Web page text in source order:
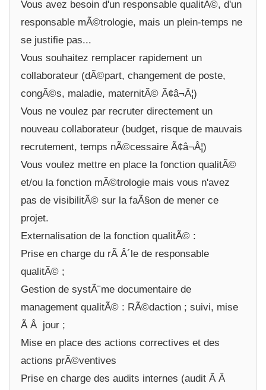
Vous avez besoin d'un responsable qualitÃ©, d'un
responsable mÃ©trologie, mais un plein-temps ne
se justifie pas...
Vous souhaitez remplacer rapidement un
collaborateur (dÃ©part, changement de poste,
congÃ©s, maladie, maternitÃ© Ã¢â¬Â¦)
Vous ne voulez par recruter directement un
nouveau collaborateur (budget, risque de mauvais
recrutement, temps nÃ©cessaire Ã¢â¬Â¦)
Vous voulez mettre en place la fonction qualitÃ©
et/ou la fonction mÃ©trologie mais vous n'avez
pas de visibilitÃ© sur la faÃ§on de mener ce
projet.
Externalisation de la fonction qualitÃ© :
Prise en charge du rÃ Â´le de responsable
qualitÃ© ;
Gestion de systÃ¨me documentaire de
management qualitÃ© : RÃ©daction ; suivi, mise
Ã Â jour ;
Mise en place des actions correctives et des
actions prÃ©ventives
Prise en charge des audits internes (audit Ã Â